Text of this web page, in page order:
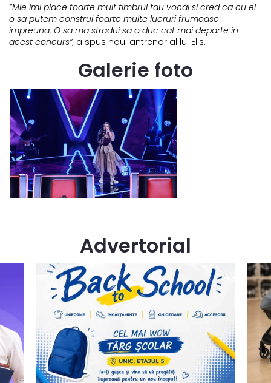
“Mie imi place foarte mult timbrul tau vocal si cred ca cu el
o sa putem construi foarte multe lucruri frumoase
impreuna. O sa ma stradui sa o duc cat mai departe in
acest concurs”, a spus noul antrenor al lui Elis.
Galerie foto
Advertorial